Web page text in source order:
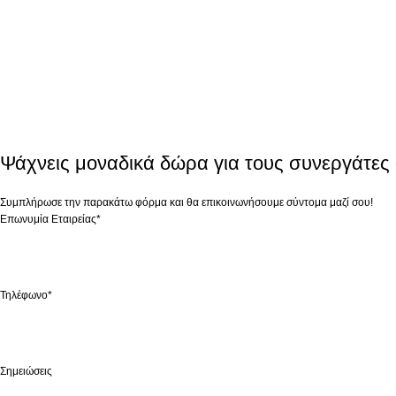
Ψάχνεις μοναδικά δώρα για τους
Συμπλήρωσε την παρακάτω φόρμα και θα επικοινωνήσουμε σύντομα μαζί σου!
Επωνυμία Εταιρείας*
Τηλέφωνο*
Σημειώσεις